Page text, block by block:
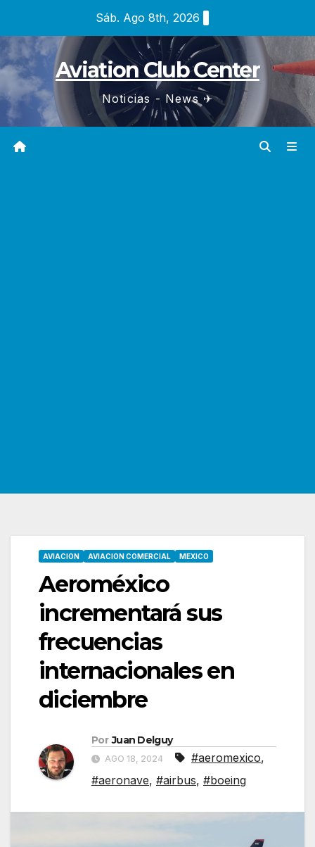
contenido
Sáb. Ago 8th, 2026
Aviation Club Center
Noticias - News ✈
AVIACION AVIACION COMERCIAL MEXICO
Aeroméxico
incrementará sus
frecuencias
internacionales en
diciembre
Por Juan Delguy
AGO 18, 2024 #aeromexico,
#aeronave, #airbus, #boeing